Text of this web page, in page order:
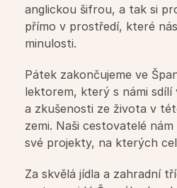
Challenge 18
Příprava na Cambridge
Doučování předmětů
anglickou šifrou, a tak si
přímo v prostředí, které
minulosti.
Pátek zakončujeme ve
lektorem, který s námi sdílí
a zkušenosti ze života v
zemi. Naši cestovatelé
své projekty, na kterých
Za skvělá jídla a zahradní